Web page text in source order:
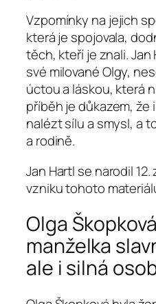
Vzpomínky na jejich
která je spojovala,
těch, kteří je znali.
své milované Olgy,
úctou a láskou, která
příběh je důkazem, že
nalézt sílu a smysl, a
a rodině.
Jan Hartl se narodil 12.
vzniku tohoto
Olga
manželka
ale i silná